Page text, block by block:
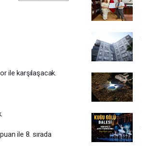
ile karşılaşacak.
ile 8. sırada